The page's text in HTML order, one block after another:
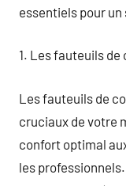
essentiels pour
1. Les fauteuils
Les fauteuils de
cruciaux de votre
confort optimal
les